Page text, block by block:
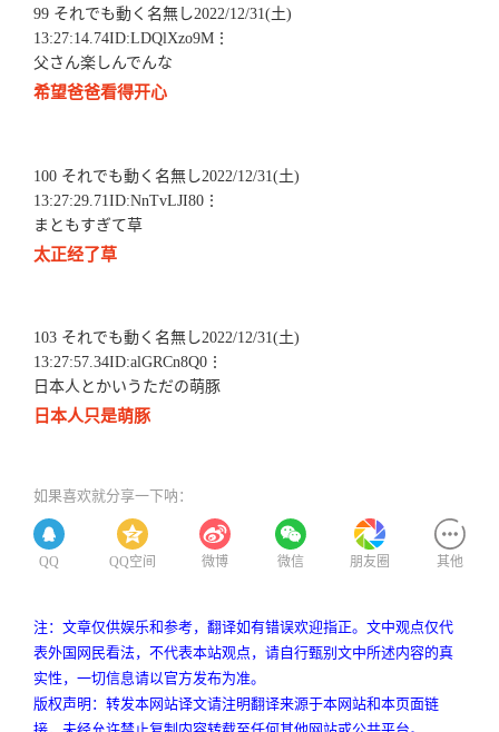
99 それでも動く名無し2022/12/31(土)
13:27:14.74ID:LDQlXzo9M⋮
父さん楽しんでんな
希望爸爸看得开心
100 それでも動く名無し2022/12/31(土)
13:27:29.71ID:NnTvLJI80⋮
まともすぎて草
太正经了草
103 それでも動く名無し2022/12/31(土)
13:27:57.34ID:alGRCn8Q0⋮
日本人とかいうただの萌豚
日本人只是萌豚
如果喜欢就分享一下呐：
QQ QQ空间 微博 微信 朋友圈 其他
注：文章仅供娱乐和参考，翻译如有错误欢迎指正。文中观点仅代
表外国网民看法，不代表本站观点，请自行甄别文中所述内容的真
实性，一切信息请以官方发布为准。
版权声明：转发本网站译文请注明翻译来源于本网站和本页面链